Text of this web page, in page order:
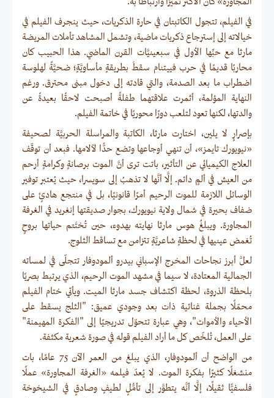
المجاورة» كان الأكثر تميزًا وارتباطا به.
في الفيلم، تتجول الكاتبتان في حارة الذكريات، حيث ينجرف الفيلم في
خيالاته إلى إسترجاع ذكريات ماضية، وتشمل المشاهد تأملات المريضة
مارثا مع حبِّها الأول في سبعينيَّات القرن الماضي. هذا الحبيب كان
محاربًا قديمًا في حرب فييتنام سقطَ بطريقةٍ مأساويَّةٍ؛ ضحيَّةً لهلوسة
اضطراب ما بعد الصدمة، والتي قادته إلى دخول مبنى محترق. ورغم
النهاية المؤلمة، أثمرت علاقتهما طفلةً أصبحت لاحقًا بعيدةً عن
والدتها، لكنها تعود لتلعب دورًا محوريًا في خاتمة الفيلم.
بإصرارٍ لا يلين، اختارت مارثا، الكاتبة والمراسلة الحربيَّة لصحيفة
«نيويورك تايمز»، أن تنهي أوجاعها وتضع حدًّا لآلامها. فبعد أن توقّف
العلاج الكيميائي عن التأثير، باتت ترى أنَّ الموت برصانةٍ وكرامةٍ أرحم
من العيش في ألمٍ دائم. إلَّا أنَّها لا تذهبُ إلى سويسرا، حيث يُعتبر توفير
الوسائل اللازمة للموت الرحيم أمرًا قانونيًا، بل في منتجع هادئٍ على
ضفاف بحيرة في شمال ولاية نيويورك، بجوار صديقتها إنغريد في الغرفة
المجاورة. ويبلغُ هوس مارثا نهايته بهدوء، حين تُختَتم حياتها بروحٍ
تُغمض عينيها في لحظةٍ شاعريَّةٍ تتزامن مع تساقط الثلوج.
لعلَّ أبرز نجاحات المخرج الإسباني بيدرو ألمودوفار تتجلّى في لمساته
الجمالية المعتادة، لا سيما في مشهد الموت الرحيم، الذي يرتبط بصريًا
بلحظة الذروة، لحظة اكتشاف جسد مارثا الميت. ويأتي ختام الفيلم
محمّلًا بجملة غنائية ذات بعد وجودي عميق: "الثلج يسقط على
الأحياء والأموات"، وهي عبارة تتحوّل تدريجيًا إلى "الفكرة المهيمنة"
على العمل، تُلخّص كل ما أراد الفيلم قوله في صورة شعرية مكثفة.
من الواضح أن ألمودوفار، الذي يبلغ من العمر الآن 75 عامًا، بات
منشغلًا كثيرًا بفكرة الموت. لا يُعدّ فيلمه «الغرفة المجاورة» عملًا
فلسفيًّا ثقيلًا، إلَّا أنَّه يتطوَّر إلى تأمُّلٍ لطيفٍ وصادقٍ في الشيخوخة